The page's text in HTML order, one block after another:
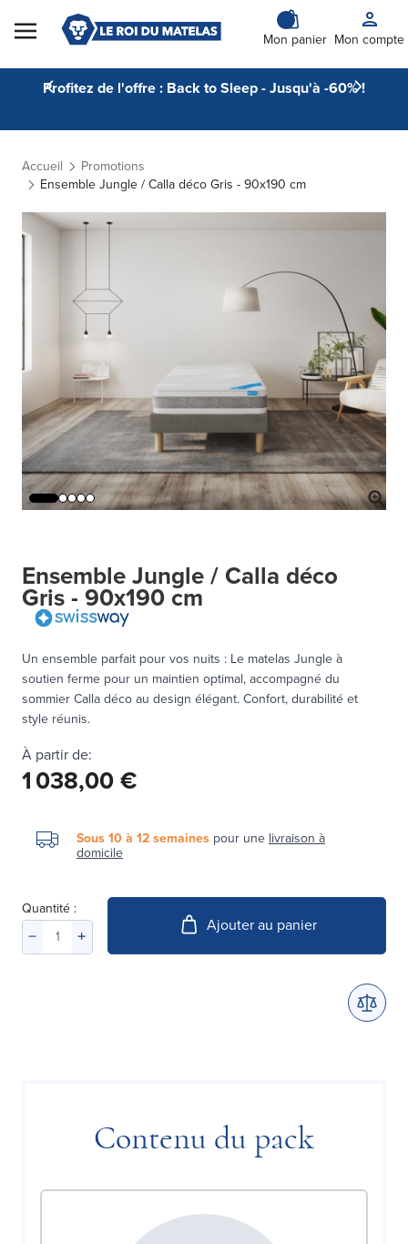
Skip to Content
Mon panier Mon compte
Profitez de l'offre : Back to Sleep - Jusqu'à -60% !
Accueil
Promotions
Ensemble Jungle / Calla déco Gris - 90x190 cm
Ensemble Jungle / Calla déco
Gris - 90x190 cm
Un ensemble parfait pour vos nuits : Le matelas Jungle à
soutien ferme pour un maintien optimal, accompagné du
sommier Calla déco au design élégant. Confort, durabilité et
style réunis.
À partir de:
1 038,00 €
Sous 10 à 12 semaines pour une livraison à
domicile
Quantité :
Ajouter au panier
Contenu du pack